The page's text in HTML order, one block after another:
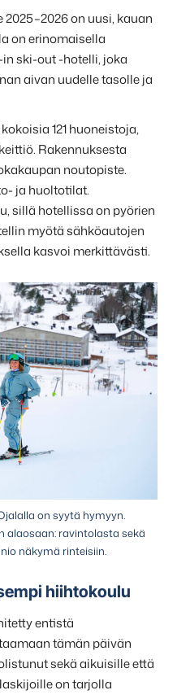
on uusi, kauan
on erinomaisella
ski-out -hotelli, joka
aivan uudelle tasolle ja
121 huoneistoja,
Rakennuksesta
noutopiste.
ja huoltotilat.
sillä hotellissa on pyörien
myötä sähköautojen
kasvoi merkittävästi.
on syytä hymyyn.
alaosaan: ravintolasta sekä
näkymä rinteisiin.
hiihtokoulu
entistä
tämän päivän
sekä aikuisille että
on tarjolla